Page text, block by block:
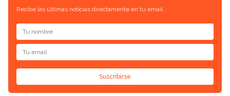
Recibe las últimas noticias directamente en tu email.
Suscribirse